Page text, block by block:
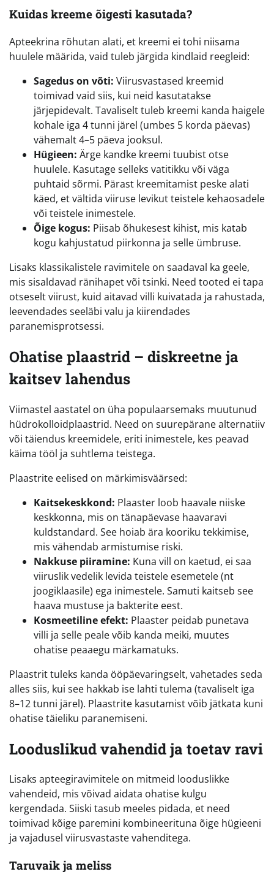
Kuidas kreeme õigesti kasutada?
Apteekrina rõhutan alati, et kreemi ei tohi niisama
huulele määrida, vaid tuleb järgida kindlaid reegleid:
Sagedus on võti: Viirusvastased kreemid
toimivad vaid siis, kui neid kasutatakse
järjepidevalt. Tavaliselt tuleb kreemi kanda haigele
kohale iga 4 tunni järel (umbes 5 korda päevas)
vähemalt 4–5 päeva jooksul.
Hügieen: Ärge kandke kreemi tuubist otse
huulele. Kasutage selleks vatitikku või väga
puhtaid sõrmi. Pärast kreemitamist peske alati
käed, et vältida viiruse levikut teistele kehaosadele
või teistele inimestele.
Õige kogus: Piisab õhukesest kihist, mis katab
kogu kahjustatud piirkonna ja selle ümbruse.
Lisaks klassikalistele ravimitele on saadaval ka geele,
mis sisaldavad ränihapet või tsinki. Need tooted ei tapa
otseselt viirust, kuid aitavad villi kuivatada ja rahustada,
leevendades seeläbi valu ja kiirendades
paranemisprotsessi.
Ohatise plaastrid – diskreetne ja
kaitsev lahendus
Viimastel aastatel on üha populaarsemaks muutunud
hüdrokolloidplaastrid. Need on suurepärane alternatiiv
või täiendus kreemidele, eriti inimestele, kes peavad
käima tööl ja suhtlema teistega.
Plaastrite eelised on märkimisväärsed:
Kaitsekeskkond: Plaaster loob haavale niiske
keskkonna, mis on tänapäevase haavaravi
kuldstandard. See hoiab ära kooriku tekkimise,
mis vähendab armistumise riski.
Nakkuse piiramine: Kuna vill on kaetud, ei saa
viiruslik vedelik levida teistele esemetele (nt
joogiklaasile) ega inimestele. Samuti kaitseb see
haava mustuse ja bakterite eest.
Kosmeetiline efekt: Plaaster peidab punetava
villi ja selle peale võib kanda meiki, muutes
ohatise peaaegu märkamatuks.
Plaastrit tuleks kanda ööpäevaringselt, vahetades seda
alles siis, kui see hakkab ise lahti tulema (tavaliselt iga
8–12 tunni järel). Plaastrite kasutamist võib jätkata kuni
ohatise täieliku paranemiseni.
Looduslikud vahendid ja toetav ravi
Lisaks apteegiravimitele on mitmeid looduslikke
vahendeid, mis võivad aidata ohatise kulgu
kergendada. Siiski tasub meeles pidada, et need
toimivad kõige paremini kombineerituna õige hügieeni
ja vajadusel viirusvastaste vahenditega.
Taruvaik ja meliss